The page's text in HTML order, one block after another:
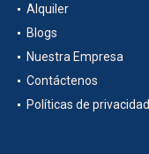
Alquiler
Blogs
Nuestra Empresa
Contáctenos
Políticas de privacidad